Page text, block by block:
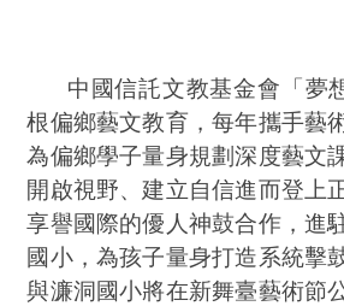
中國信託文教基金會「夢
根偏鄉藝文教育，每年攜手藝
為偏鄉學子量身規劃深度藝文
開啟視野、建立自信進而登上
享譽國際的優人神鼓合作，進
國小，為孩子量身打造系統擊
與濂洞國小將在新舞臺藝術節